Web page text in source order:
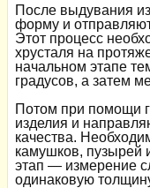
После выдувания
форму и
Этот процесс
хрусталя на
начальном этапе
градусов, а затем
Потом при помощи
изделия и
качества.
камушков, пузырей
этап — измерение
одинаковую